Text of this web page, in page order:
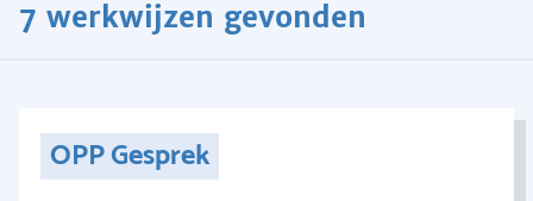
7 werkwijzen gevonden
OPP Gesprek